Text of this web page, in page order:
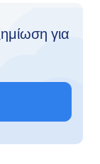
για